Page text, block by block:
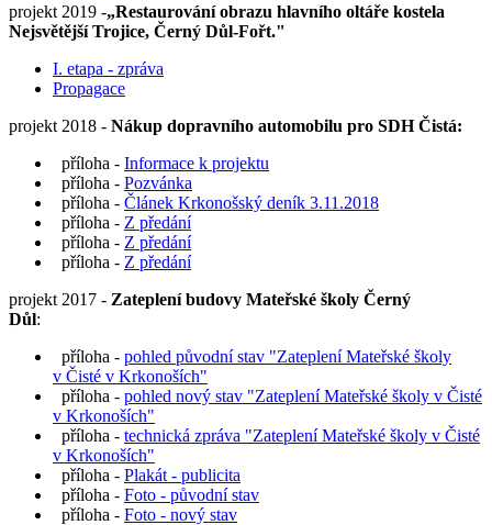
projekt 2019 -„Restaurování obrazu hlavního oltáře kostela
Nejsvětější Trojice, Černý Důl-Fořt."
I. etapa - zpráva
Propagace
projekt 2018 - Nákup dopravního automobilu pro SDH Čistá:
příloha - Informace k projektu
příloha - Pozvánka
příloha - Článek Krkonošský deník 3.11.2018
příloha - Z předání
příloha - Z předání
příloha - Z předání
projekt 2017 - Zateplení budovy Mateřské školy Černý
Důl:
příloha - pohled původní stav "Zateplení Mateřské školy
v Čisté v Krkonoších"
příloha - pohled nový stav "Zateplení Mateřské školy v Čisté
v Krkonoších"
příloha - technická zpráva "Zateplení Mateřské školy v Čisté
v Krkonoších"
příloha - Plakát - publicita
příloha - Foto - původní stav
příloha - Foto - nový stav